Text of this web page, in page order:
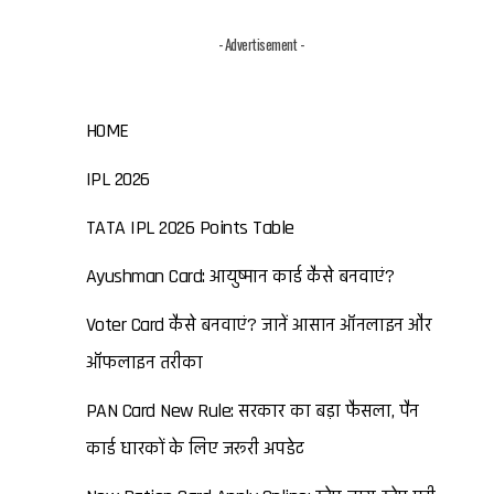
- Advertisement -
HOME
IPL 2026
TATA IPL 2026 Points Table
Ayushman Card: आयुष्मान कार्ड कैसे बनवाएं?
Voter Card कैसे बनवाएं? जानें आसान ऑनलाइन और
ऑफलाइन तरीका
PAN Card New Rule: सरकार का बड़ा फैसला, पैन
कार्ड धारकों के लिए जरूरी अपडेट